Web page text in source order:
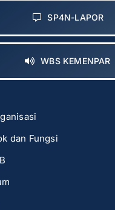
SP4N-LAPOR
WBS KEMENPAR
dan Fungsi